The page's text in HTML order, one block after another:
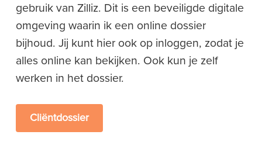
gebruik van Zilliz. Dit is een beveiligde digitale
omgeving waarin ik een online dossier
bijhoud. Jij kunt hier ook op inloggen, zodat je
alles online kan bekijken. Ook kun je zelf
werken in het dossier.
Cliëntdossier